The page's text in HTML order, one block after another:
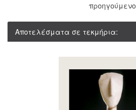
προηγούμενο
Αποτελέσματα σε τεκμήρια: